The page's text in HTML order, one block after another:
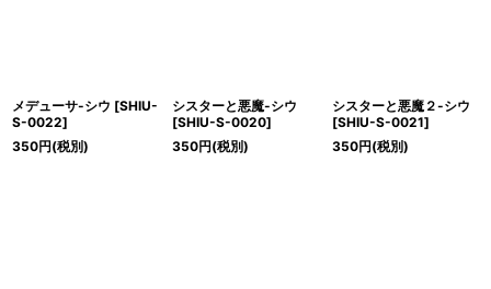
メデューサ-シウ [SHIU-
S-0022]
350円(税別)
シスターと悪魔-シウ
[SHIU-S-0020]
350円(税別)
シスターと悪魔２-シウ
[SHIU-S-0021]
350円(税別)